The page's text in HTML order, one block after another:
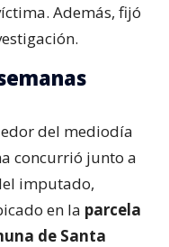
Además, fijó
del mediodía
concurrió junto a
imputado,
en la parcela
de Santa